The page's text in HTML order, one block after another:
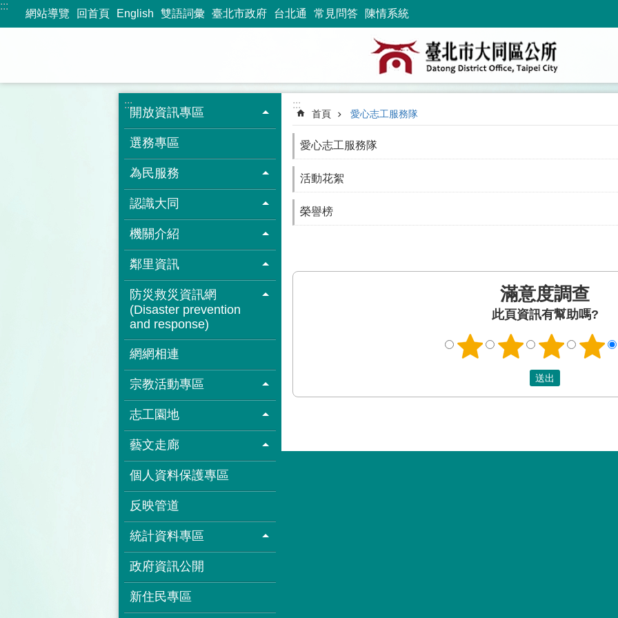
跳到主要內容區塊
:::
網站導覽 回首頁 English 雙語詞彙 臺北市政府 台北通 常見問答 陳情系統
:::
開放資訊專區
選務專區
為民服務
認識大同
機關介紹
鄰里資訊
防災救災資訊網
(Disaster prevention
and response)
網網相連
宗教活動專區
志工園地
藝文走廊
個人資料保護專區
反映管道
統計資料專區
政府資訊公開
新住民專區
:::
首頁 愛心志工服務隊
愛心志工服務隊
活動花絮
榮譽榜
滿意度調查
此頁資訊有幫助嗎?